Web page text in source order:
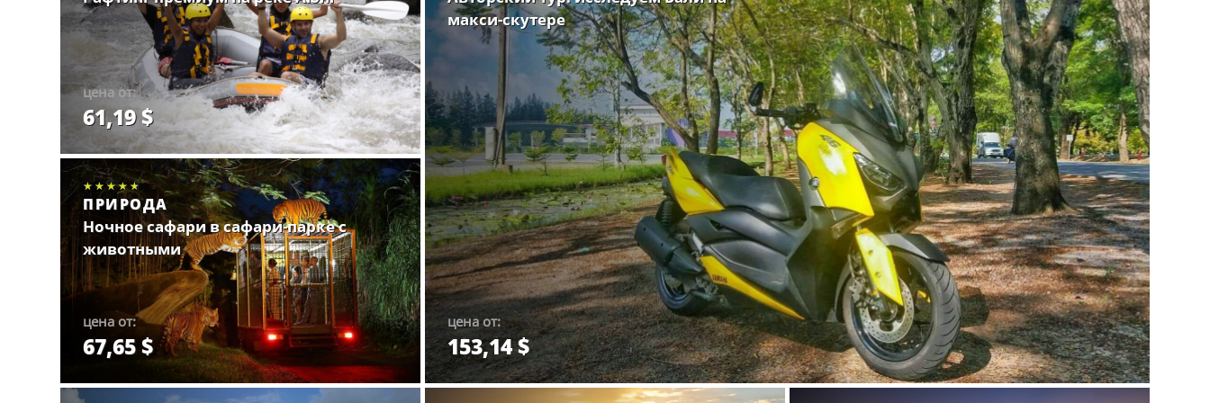
цена от:
61,19 $
Забронировать.
макси-скутере
цена от:
153,14 $
Забронировать.
★★★★★
★★★★★
★★★★★
ПРИРОДА
Ночное сафари в сафари-парке с
животными
цена от:
67,65 $
Забронировать.